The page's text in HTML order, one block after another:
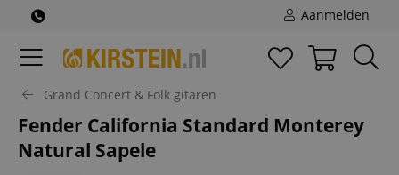
Aanmelden
Grand Concert & Folk gitaren
Fender California Standard Monterey
Natural Sapele